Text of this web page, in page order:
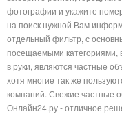
фотографии и укажите
на поиск нужной Вам
отдельный фильтр, с
посещаемыми категориями,
в руки, являются частные
хотя многие так же
компаний. Свежие частные
Онлайн24.ру - отличное